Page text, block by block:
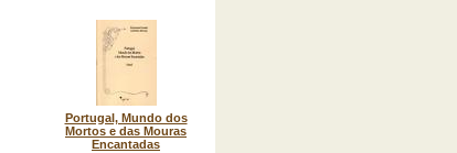
Portugal, Mundo dos
Mortos e das Mouras
Encantadas